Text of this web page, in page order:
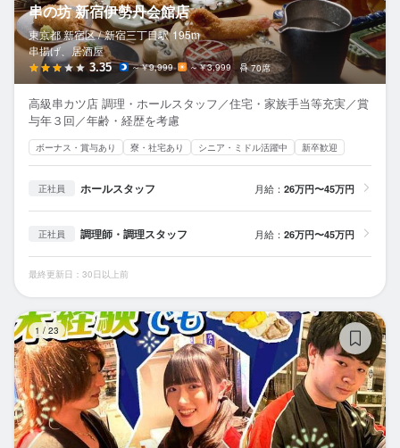
串の坊 新宿伊勢丹会館店
東京都 新宿区 / 新宿三丁目駅 195m
串揚げ、居酒屋
3.35 ～￥9,999 ～￥3,999 70席
高級串カツ店 調理・ホールスタッフ／住宅・家族手当等充実／賞
与年３回／年齢・経歴を考慮
ボーナス・賞与あり 寮・社宅あり シニア・ミドル活躍中 新卒歓迎
正社員 ホールスタッフ 月給： 26万円〜45万円
正社員 調理師・調理スタッフ 月給： 26万円〜45万円
最終更新日：30日以上前
1 / 23